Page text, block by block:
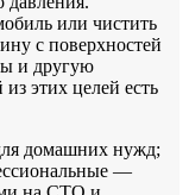
или чистить
с поверхностей
и другую
этих целей есть
домашних нужд;
—